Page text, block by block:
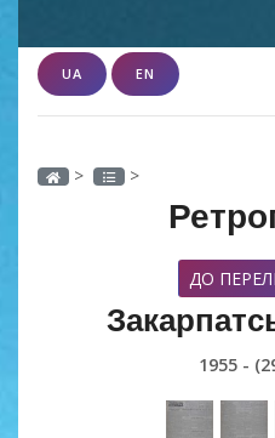
UA EN
> >
ДО
1955 -